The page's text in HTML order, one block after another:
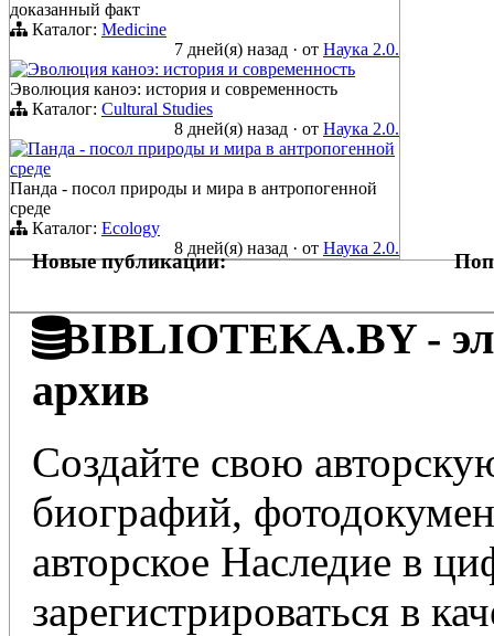
доказанный факт
Каталог: Medicine
7 дней(я) назад · от Наука 2.0.
Эволюция каноэ: история и современность
Эволюция каноэ: история и современность
Каталог: Cultural Studies
8 дней(я) назад · от Наука 2.0.
Панда - посол природы и мира в антропогенной
среде
Панда - посол природы и мира в антропогенной
среде
Каталог: Ecology
8 дней(я) назад · от Наука 2.0.
Новые публикации:
BIBLIOTEKA.BY -
архив
Создайте свою
биографий,
авторское Наследие в
зарегистрироваться в